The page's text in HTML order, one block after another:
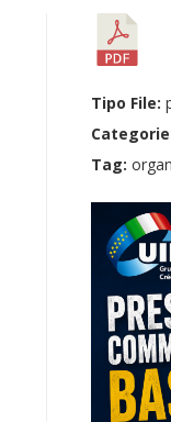
Tipo File:
Tag: